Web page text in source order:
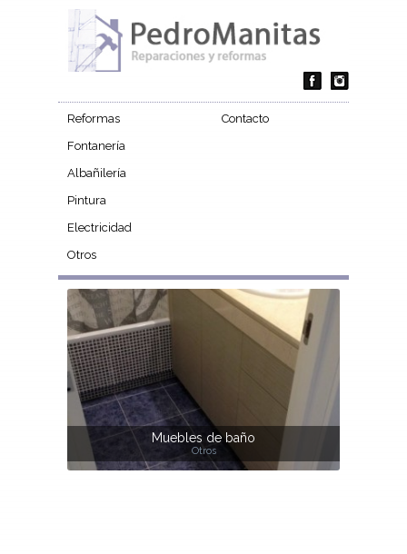
Reformas
Fontanería
Albañilería
Pintura
Electricidad
Otros
Contacto
Muebles de baño
Otros